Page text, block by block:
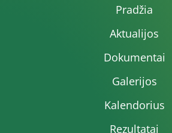
Pradžia
Aktualijos
Dokumentai
Galerijos
Kalendorius
Rezultatai